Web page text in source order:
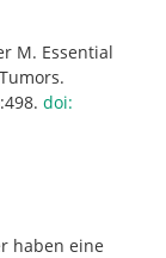
M. Essential
doi:
haben eine